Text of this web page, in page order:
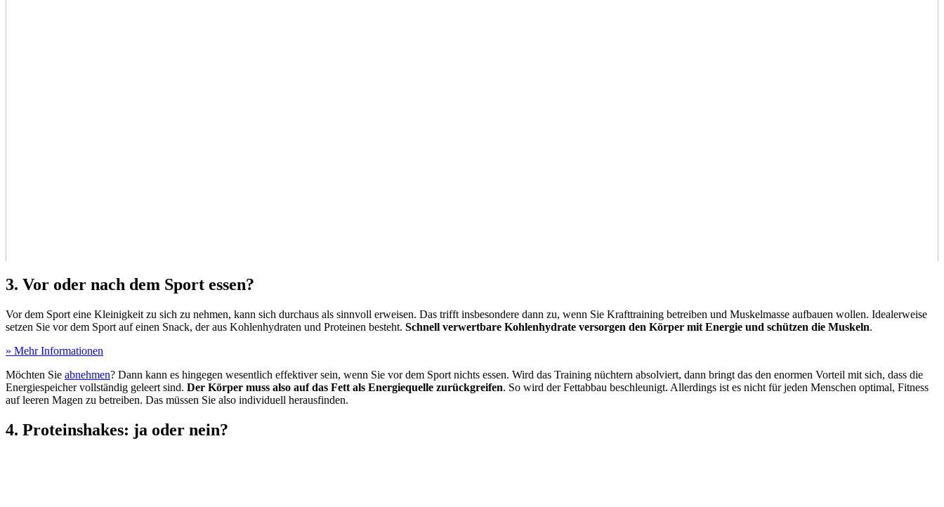
3. Vor oder nach dem Sport essen?
Vor dem Sport eine Kleinigkeit zu sich zu nehmen, kann sich durchaus als sinnvoll erweisen. Das trifft insbesondere dann zu, wenn Sie Krafttraining betreiben und Muskelmasse aufbauen wollen. Idealerweise
setzen Sie vor dem Sport auf einen Snack, der aus Kohlenhydraten und Proteinen besteht. Schnell verwertbare Kohlenhydrate versorgen den Körper mit Energie und schützen die Muskeln.
» Mehr Informationen
Möchten Sie abnehmen? Dann kann es hingegen wesentlich effektiver sein, wenn Sie vor dem Sport nichts essen. Wird das Training nüchtern absolviert, dann bringt das den enormen Vorteil mit sich, dass die
Energiespeicher vollständig geleert sind. Der Körper muss also auf das Fett als Energiequelle zurückgreifen. So wird der Fettabbau beschleunigt. Allerdings ist es nicht für jeden Menschen optimal, Fitness
auf leeren Magen zu betreiben. Das müssen Sie also individuell herausfinden.
4. Proteinshakes: ja oder nein?